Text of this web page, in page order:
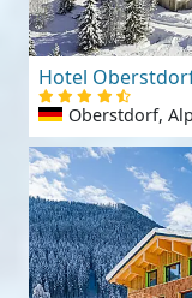
Hotel
Oberstdorf,